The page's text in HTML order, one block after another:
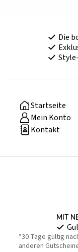
Die
Startseite
Mein Konto
Kontakt
Mit
*30 Tage gültig
anderen